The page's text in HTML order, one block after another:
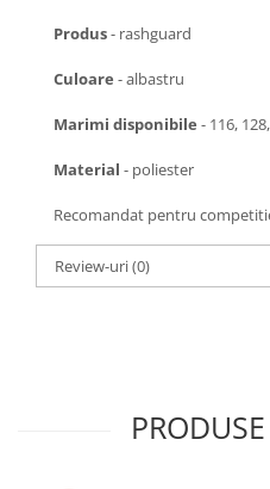
Produs- rashguard
Culoare - albastru
Marimi disponibile - 116,
Material - poliester
Recomandat pentru
Review-uri(0)